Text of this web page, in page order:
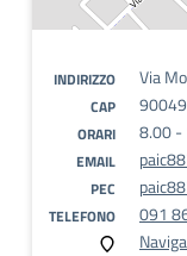
INDIRIZZO Via
CAP 90049
ORARI 8.00 -
EMAIL
PEC
TELEFONO
091